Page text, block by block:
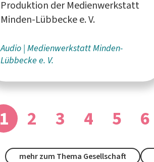
Produktion der Medienwerkstatt
Minden-Lübbecke e. V.
Audio Medienwerkstatt Minden-
Lübbecke e. V.
1 2 3 4 5 6
mehr zum Thema Gesellschaft